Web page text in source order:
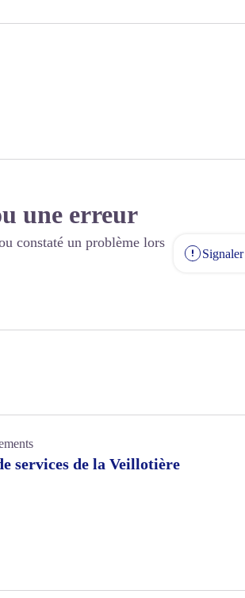
une erreur
constaté un problème lors
Signaler
services de la Veillotière